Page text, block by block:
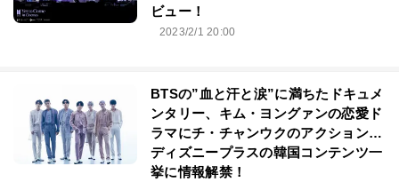
ビュー！
2023/2/1 20:00
BTSの”血と汗と涙”に満ちたドキュメ
ンタリー、キム・ヨングァンの恋愛ド
ラマにチ・チャンウクのアクション…
ディズニープラスの韓国コンテンツ一
挙に情報解禁！